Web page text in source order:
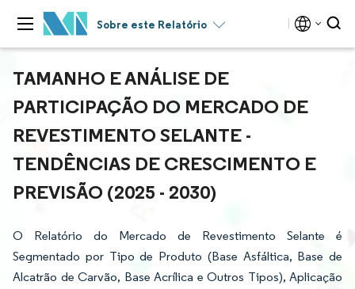
Sobre este Relatório
TAMANHO E ANÁLISE DE
PARTICIPAÇÃO DO MERCADO DE
REVESTIMENTO SELANTE -
TENDÊNCIAS DE CRESCIMENTO E
PREVISÃO (2025 - 2030)
O Relatório do Mercado de Revestimento Selante é
Segmentado por Tipo de Produto (Base Asfáltica, Base de
Alcatrão de Carvão, Base Acrílica e Outros Tipos), Aplicação